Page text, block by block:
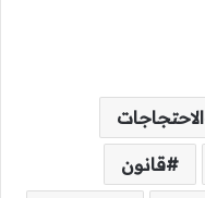
الاحتجاجات
قانون